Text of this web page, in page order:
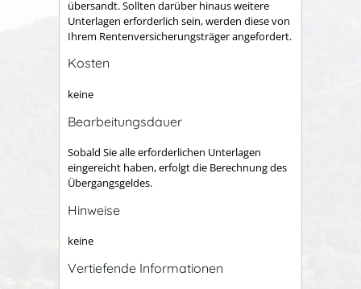
übersandt. Sollten darüber hinaus weitere
Unterlagen erforderlich sein, werden diese von
Ihrem Rentenversicherungsträger angefordert.
Kosten
keine
Bearbeitungsdauer
Sobald Sie alle erforderlichen Unterlagen
eingereicht haben, erfolgt die Berechnung des
Übergangsgeldes.
Hinweise
keine
Vertiefende Informationen